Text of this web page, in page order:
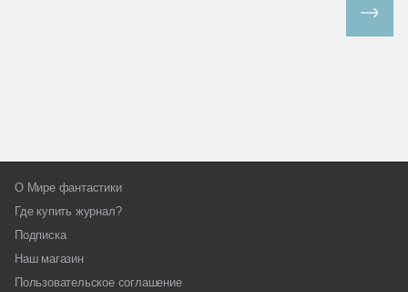
О Мире фантастики
Где купить журнал?
Подписка
Наш магазин
Пользовательское соглашение